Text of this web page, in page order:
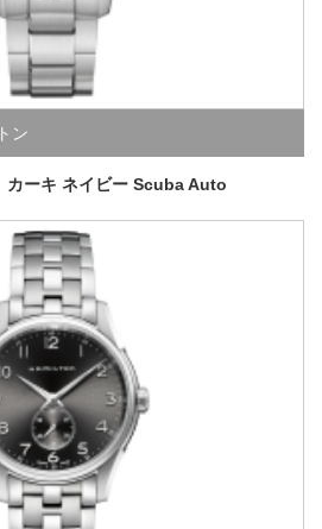
ン
カーキ ネイビー Scuba Auto